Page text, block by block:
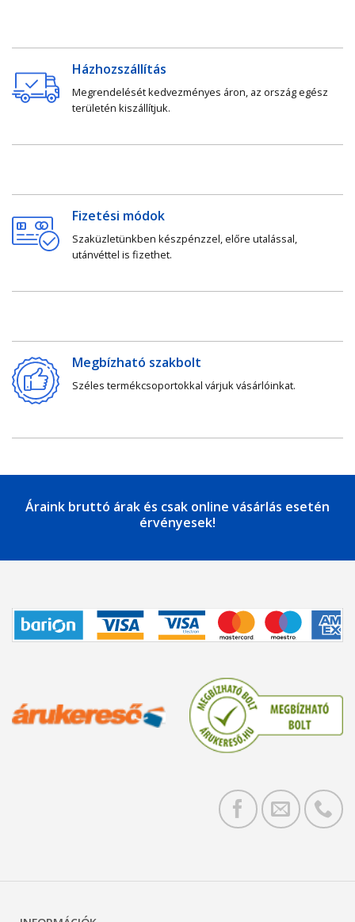
Házhozszállítás
Megrendelését kedvezményes áron, az ország egész
területén kiszállítjuk.
Fizetési módok
Szaküzletünkben készpénzzel, előre utalással,
utánvéttel is fizethet.
Megbízható szakbolt
Széles termékcsoportokkal várjuk vásárlóinkat.
Áraink bruttó árak és csak online vásárlás esetén
érvényesek!